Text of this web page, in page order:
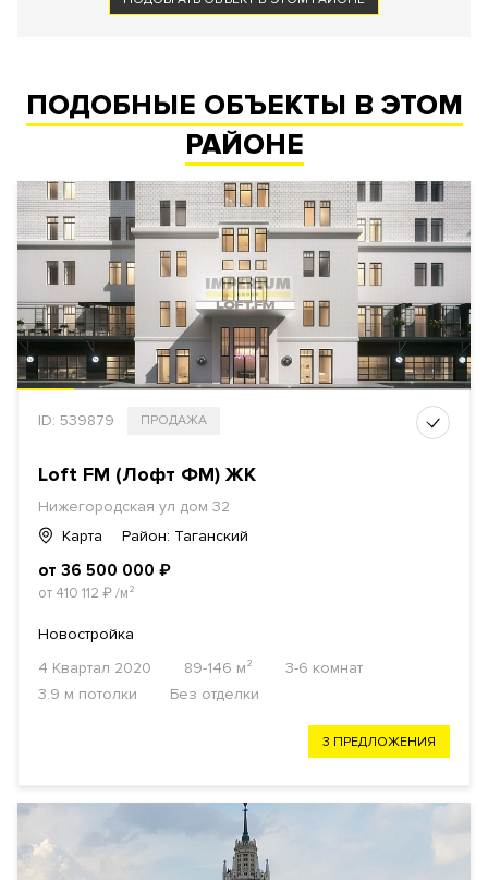
ПОДОБНЫЕ ОБЪЕКТЫ В ЭТОМ
РАЙОНЕ
ID: 539879 ПРОДАЖА
Loft FM (Лофт ФМ) ЖК
Нижегородская ул дом 32
Карта
Район: Таганский
от 36 500 000 ₽
от 410 112 ₽/м²
Новостройка
4 Квартал 2020
89-146 м²
3-6 комнат
3.9 м потолки
Без отделки
3 ПРЕДЛОЖЕНИЯ